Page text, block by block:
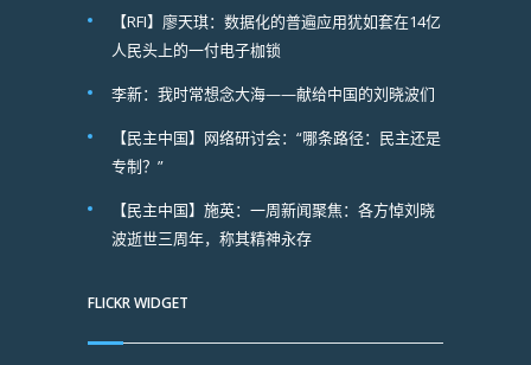
【RFI】廖天琪：数据化的普遍应用犹如套在14亿
人民头上的一付电子枷锁
李新：我时常想念大海——献给中国的刘晓波们
【民主中国】网络研讨会：“哪条路径：民主还是
专制？”
【民主中国】施英：一周新闻聚焦：各方悼刘晓
波逝世三周年，称其精神永存
FLICKR WIDGET